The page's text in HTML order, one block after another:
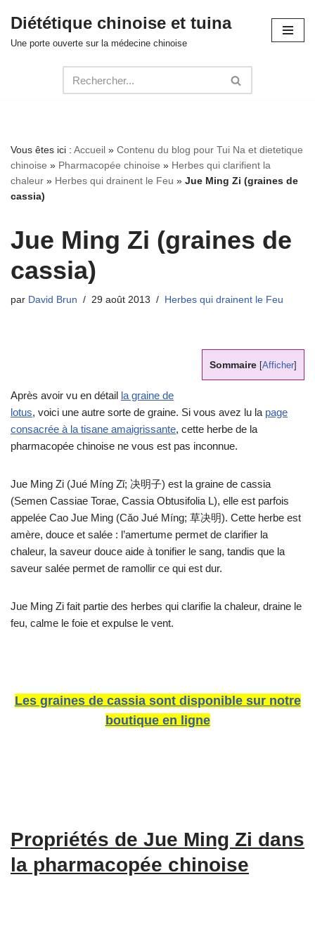
Aller
Diététique chinoise et tuina
Une porte ouverte sur la médecine chinoise
Vous êtes ici : Accueil » Contenu du blog pour Tui Na et dietetique
chinoise » Pharmacopée chinoise » Herbes qui clarifient la
chaleur » Herbes qui drainent le Feu » Jue Ming Zi (graines de
cassia)
Jue Ming Zi (graines de
cassia)
par David Brun 29 août 2013 Herbes qui drainent le Feu
Sommaire [Afficher]
Après avoir vu en détail la graine de
lotus, voici une autre sorte de graine. Si vous avez lu la page
consacrée à la tisane amaigrissante, cette herbe de la
pharmacopée chinoise ne vous est pas inconnue.
Jue Ming Zi (Jué Míng Zǐ; 决明子) est la graine de cassia
(Semen Cassiae Torae, Cassia Obtusifolia L), elle est parfois
appelée Cao Jue Ming (Cǎo Jué Míng; 草决明). Cette herbe est
amère, douce et salée : l’amertume permet de clarifier la
chaleur, la saveur douce aide à tonifier le sang, tandis que la
saveur salée permet de ramollir ce qui est dur.
Jue Ming Zi fait partie des herbes qui clarifie la chaleur, draine le
feu, calme le foie et expulse le vent.
Les graines de cassia sont disponible sur notre
boutique en ligne
Propriétés de Jue Ming Zi dans
la pharmacopée chinoise